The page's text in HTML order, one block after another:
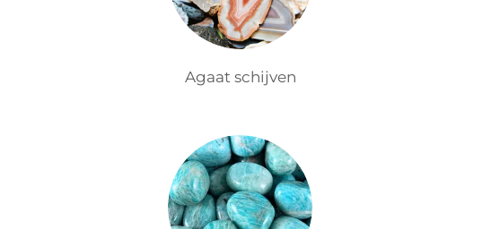
Agaat schijven